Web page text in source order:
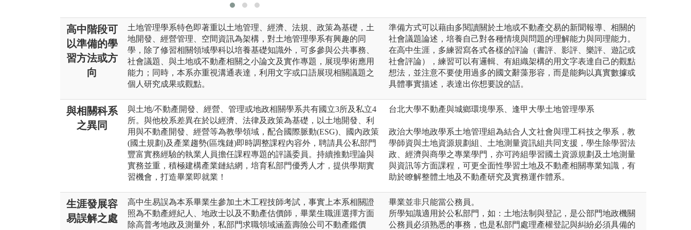
高中階段可
以準備的學
習方法或方
向
土地管理學系特色即著重以土地管理、經濟、法規、政策為基礎，土
地開發、經營管理、空間資訊為架構，對土地管理學系有興趣的同
學，除了修習相關領域學科以培養基礎知識外，可多參與公共事務、
社會議題、與土地或不動產相關之小論文及實作專題，展現學術應用
能力；同時，本系亦重視溝通表達，利用文字或口語展現相關議題之
個人研究成果或觀點。
準備方式可以藉由多閱讀關於土地或不動產交易的新聞報導、相關的
社會議題論述，培養自己對各種情境與問題的理解能力與同理能力。
在高中生涯，多練習寫各式各樣的評論（書評、影評、樂評、遊記或
社會評論），練習可以有邏輯、有組織架構的用文字表達自己的觀點
想法，並注意不要使用過多的國文辭藻形容，而是能夠以真實數據或
具體事實描述，表達出你想要說的話。
與相關科系
之異同
與土地/不動產開發、經營、管理或地政相關學系共有國立3所及私立4
所。與他校系差異在於以經濟、法律及政策為基礎，以土地開發、利
用與不動產開發、經營等為教學領域，配合國際脈動(ESG)、國內政策
(國土規劃)及產業趨勢(區塊鏈)即時調整課程內容外，聘請具公私部門
豐富實務經驗的執業人員擔任課程專題的評議委員。持續推動理論與
實務並重，積極建構產業鏈結網，培育私部門優秀人才，提供學期實
習機會，打造畢業即就業！
台北大學不動產與城鄉環境學系、逢甲大學土地管理學系
政治大學地政學系土地管理組為結合人文社會與理工科技之學系，教
學師資與土地資源規劃組、土地測量資訊組共同支援，學生除學習法
政、經濟與商學之專業學門，亦可跨組學習國土資源規劃及土地測量
與資訊等方面課程，可更全面性學習土地及不動產相關專業知識，有
助於瞭解整體土地及不動產研究及實務運作體系。
生涯發展容
易誤解之處
高中生易誤為本系畢業生參加土木工程技師考試，事實上本系相關證
照為不動產經紀人、地政士以及不動產估價師，畢業生職涯選擇方面
除高普考地政及測量外，私部門求職領域涵蓋壽險公司不動產鑑價
畢業並非只能當公務員。
所學知識適用於公私部門，如：土地法制與登記，是公部門地政機關
公務員必須熟悉的事務，也是私部門處理產權登記與糾紛必須具備的